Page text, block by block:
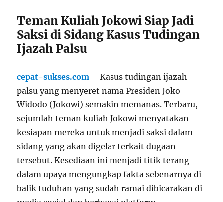
Teman Kuliah Jokowi Siap Jadi
Saksi di Sidang Kasus Tudingan
Ijazah Palsu
cepat-sukses.com – Kasus tudingan ijazah
palsu yang menyeret nama Presiden Joko
Widodo (Jokowi) semakin memanas. Terbaru,
sejumlah teman kuliah Jokowi menyatakan
kesiapan mereka untuk menjadi saksi dalam
sidang yang akan digelar terkait dugaan
tersebut. Kesediaan ini menjadi titik terang
dalam upaya mengungkap fakta sebenarnya di
balik tuduhan yang sudah ramai dibicarakan di